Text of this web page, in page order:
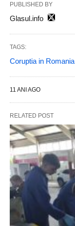
PUBLISHED BY
Glasul.info
TAGS:
Coruptia in Romania
11 ANI AGO
RELATED POST